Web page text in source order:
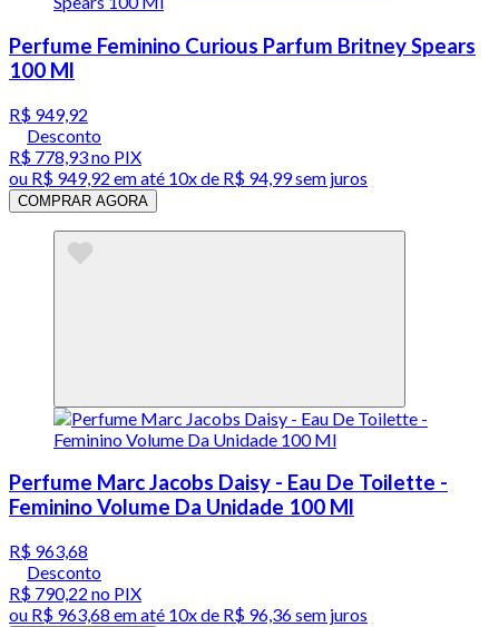
Perfume Feminino Curious Parfum Britney Spears
100 Ml
R$ 949,92
Desconto
R$ 778,93no PIX
ou R$ 949,92 em até 10x de R$ 94,99 sem juros
COMPRAR AGORA
Perfume Marc Jacobs Daisy - Eau De Toilette -
Feminino Volume Da Unidade 100 Ml
R$ 963,68
Desconto
R$ 790,22 no PIX
ou R$ 963,68 em até 10x de R$ 96,36 sem juros